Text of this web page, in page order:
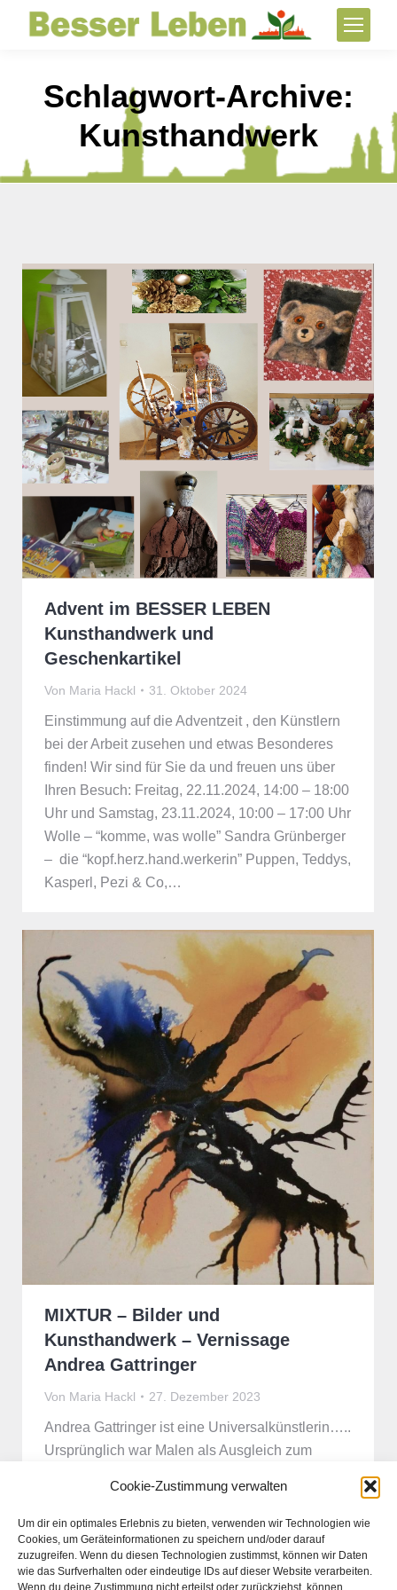
Cookie-Zustimmung verwalten
Um dir ein optimales Erlebnis zu bieten, verwenden wir Technologien wie
Cookies, um Geräteinformationen zu speichern und/oder darauf
zuzugreifen. Wenn du diesen Technologien zustimmst, können wir Daten
wie das Surfverhalten oder eindeutige IDs auf dieser Website verarbeiten.
Wenn du deine Zustimmung nicht erteilst oder zurückziehst, können
Schlagwort-Archive:
Kunsthandwerk
Advent im BESSER LEBEN
Kunsthandwerk und
Geschenkartikel
Von Maria Hackl 31. Oktober 2024
Einstimmung auf die Adventzeit , den Künstlern
bei der Arbeit zusehen und etwas Besonderes
finden! Wir sind für Sie da und freuen uns über
Ihren Besuch: Freitag, 22.11.2024, 14:00 – 18:00
Uhr und Samstag, 23.11.2024, 10:00 – 17:00 Uhr
Wolle – “komme, was wolle” Sandra Grünberger
– die “kopf.herz.hand.werkerin” Puppen, Teddys,
Kasperl, Pezi & Co,…
MIXTUR – Bilder und
Kunsthandwerk – Vernissage
Andrea Gattringer
Von Maria Hackl 27. Dezember 2023
Andrea Gattringer ist eine Universalkünstlerin…..
Ursprünglich war Malen als Ausgleich zum
Kunsthandwerks angedacht. Mit dem Pinsel
spricht sie die weiche Seite ihrer künstlerischen
Ader an und komponiert mit den Farben ins
Abstrakt gehende Bilder. Das starre Material